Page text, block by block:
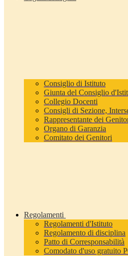
Consiglio di Istituto
Giunta del Consiglio
Collegio Docenti
Consigli di Sezione,
Rappresentante dei
Organo di Garanzia
Comitato dei Genitori
Regolamenti
Regolamenti d'Istituto
Regolamento di disciplina
Patto di Corresponsabilità
Comodato d'uso gratuito